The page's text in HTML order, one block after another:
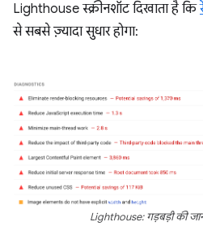
Lighthouse स्क्रीनशॉट दिखाता है कि
से सबसे ज़्यादा सुधार होगा:
Lighthouse: गड़बड़ी की